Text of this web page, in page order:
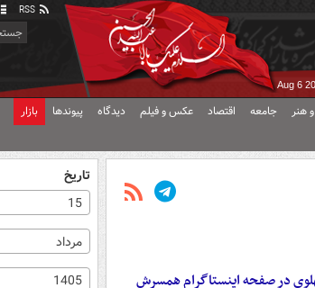
Aug 6
هنر جامعه اقتصاد عکس و فیلم دیدگاه پیوندها بازار
در صفحه اینستاگرام همسرش
تاریخ
15
مرداد
1405